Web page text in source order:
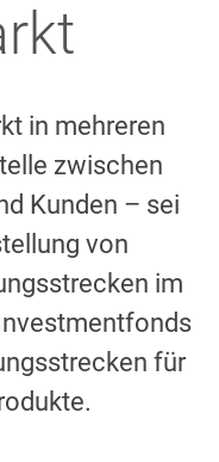
in mehreren
zwischen
Kunden – sei
von
im
für